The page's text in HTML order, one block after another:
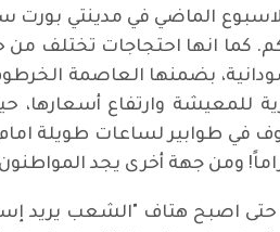
الماضي في مدينتي بورت
كما انها احتجاجات تختلف
بضمنها العاصمة
الى الوقوف في طوابير
اصبح هتاف "الشعب يريد